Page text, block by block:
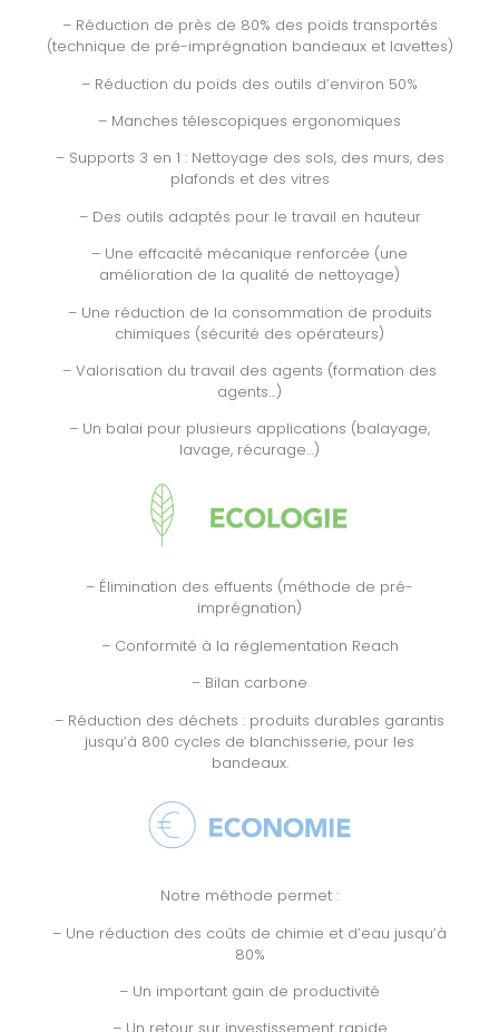
– Réduction de près de 80% des poids transportés
(technique de pré-imprégnation bandeaux et lavettes)
– Réduction du poids des outils d’environ 50%
– Manches télescopiques ergonomiques
– Supports 3 en 1 : Nettoyage des sols, des murs, des
plafonds et des vitres
– Des outils adaptés pour le travail en hauteur
– Une effcacité mécanique renforcée (une
amélioration de la qualité de nettoyage)
– Une réduction de la consommation de produits
chimiques (sécurité des opérateurs)
– Valorisation du travail des agents (formation des
agents…)
– Un balai pour plusieurs applications (balayage,
lavage, récurage…)
– Élimination des effuents (méthode de pré-
imprégnation)
– Conformité à la réglementation Reach
– Bilan carbone
– Réduction des déchets : produits durables garantis
jusqu’à 800 cycles de blanchisserie, pour les
bandeaux.
Notre méthode permet :
– Une réduction des coûts de chimie et d’eau jusqu’à
80%
– Un important gain de productivité